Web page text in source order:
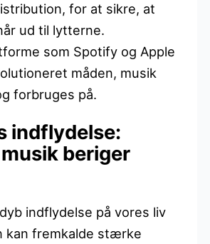
for at sikre, at
ud til lytterne.
som Spotify og Apple
måden, musik
forbruges på.
indflydelse:
beriger
indflydelse på vores liv
kan fremkalde stærke